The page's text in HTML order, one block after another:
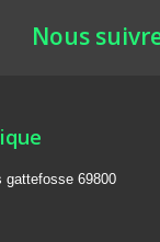
Nous
gattefosse 69800